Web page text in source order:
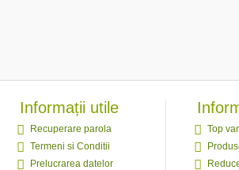
Informații utile
Recuperare parola
Termeni si Conditii
Prelucrarea datelor
Top